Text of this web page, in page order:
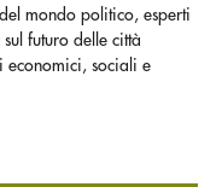
mondo politico, esperti
futuro delle città
economici, sociali e